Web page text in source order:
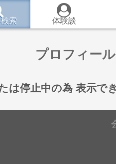
索 体験談
プロフィール
は停止中の為 表示で